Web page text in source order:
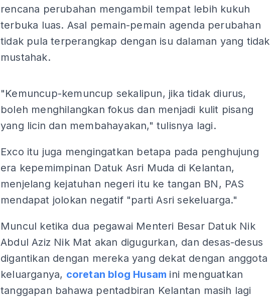
rencana perubahan mengambil tempat lebih kukuh
terbuka luas. Asal pemain-pemain agenda perubahan
tidak pula terperangkap dengan isu dalaman yang tidak
mustahak.
"Kemuncup-kemuncup sekalipun, jika tidak diurus,
boleh menghilangkan fokus dan menjadi kulit pisang
yang licin dan membahayakan," tulisnya lagi.
Exco itu juga mengingatkan betapa pada penghujung
era kepemimpinan Datuk Asri Muda di Kelantan,
menjelang kejatuhan negeri itu ke tangan BN, PAS
mendapat jolokan negatif "parti Asri sekeluarga."
Muncul ketika dua pegawai Menteri Besar Datuk Nik
Abdul Aziz Nik Mat akan digugurkan, dan desas-desus
digantikan dengan mereka yang dekat dengan anggota
keluarganya, coretan blog Husam ini menguatkan
tanggapan bahawa pentadbiran Kelantan masih lagi